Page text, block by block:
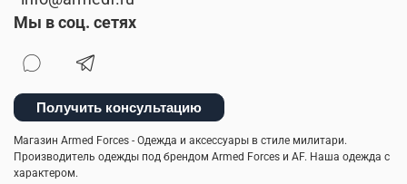
Мы в соц. сетях
Получить консультацию
Магазин Armed Forces - Одежда и аксессуары в стиле милитари.
Производитель одежды под брендом Armed Forces и AF. Наша одежда с
характером.